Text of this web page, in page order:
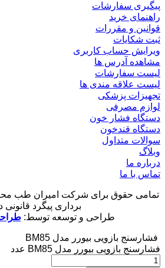
پیگیری سفارشات
راهنمای خرید
قوانین و مقررات
ثبت شکایات
ویرایش حساب کاربری
مشاهده آدرس ها
لیست سفارشات
لیست علاقه مندی ها
تجهیزات پزشکی
لوازم مصرفی
دستگاه فشار خون
دستگاه قندخون
سوالات متداول
وبلاگ
درباره ما
تماس با ما
تمامی حقوق برای شرکت امیران طب
برداری پیگرد قانونی
طراحی و توسعه توسط:
فشارسنج بازویی بیورر مدل BM85
فشارسنج بازویی بیورر مدل BM85 عدد